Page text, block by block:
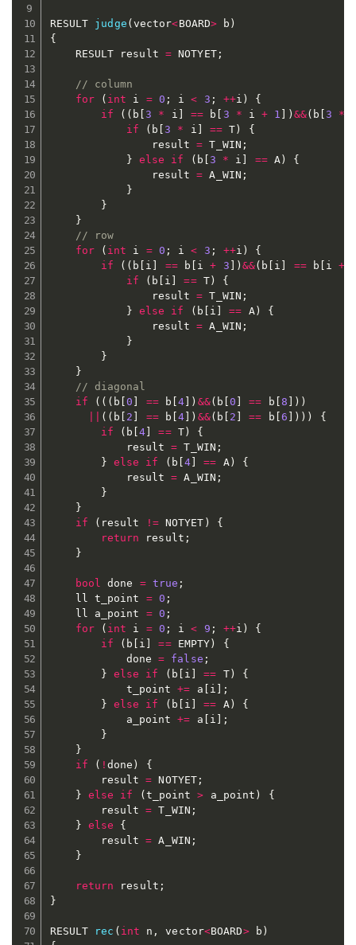
RESULT judge ( vector<BOARD> b )
{
	RESULT result
= NOTYET;
// column
for
( int i = 0 ; i < 3 ; ++i )
{
if
( ( b [3 * i == b 3 * i + 1 ) &&( b [3 *
if
( b [3 * i == T )
{
				result
= T_WIN ;
} else if ( b 3 * i == A )
{
				result
= A_WIN ;
}
}
}
// row
for
( int i = 0 ; i < 3 ; ++i )
{
if
( ( b i == b i + 3 ) &&( b i == b i +
if
( b i == T)
{
				result
= T_WIN ;
} else if ( b i == A)
{
				result
= A_WIN ;
}
}
}
// diagonal
if
( ( ( b [0 == b [4 ) &&( b [0 == b 8 ) )
( ( b 2 == b [4 ) &&( b 2 == b 6 ) ) )
{
if
( b [4 == T)
{
			result
= T_WIN ;
} else if ( b 4] == A)
{
			result
= A_WIN ;
}
}
if
( result != NOTYET )
{
return result ;
}
bool done = true ;
	ll t_point
= 0 ;
	ll a_point
= 0 ;
for
( int i = 0 ; i < 9 ; ++i )
{
if
( b i == EMPTY )
{
			done
= false ;
} else if ( b i == T)
{
			t_point
+= a i
;
} else if ( b i == A)
{
			a_point
+= a i
;
}
}
if
( !done )
{
		result
= NOTYET ;
} else if ( t_point > a_point )
{
		result
= T_WIN ;
} else
{
		result
= A_WIN ;
}
return result ;
}
RESULT rec ( int n , vector<BOARD> b )